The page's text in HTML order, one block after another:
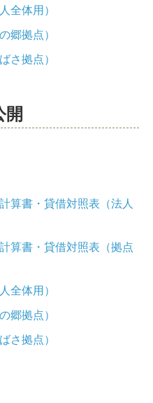
全体用）
郷拠点）
さ拠点）
算書・貸借対照表（法人
算書・貸借対照表（拠点
全体用）
郷拠点）
さ拠点）